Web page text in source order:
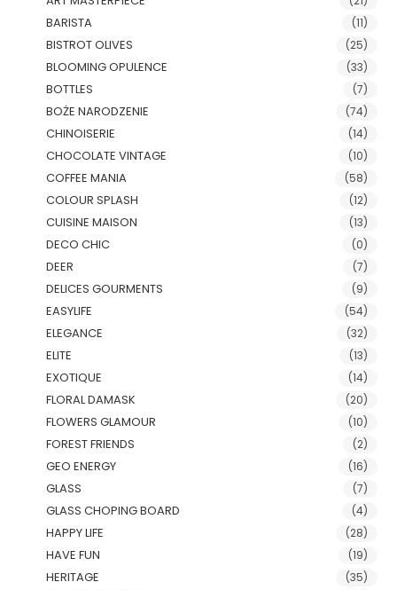
BARISTA (11)
BISTROT OLIVES (25)
BLOOMING OPULENCE (33)
BOTTLES (7)
BOŻE NARODZENIE (74)
CHINOISERIE (14)
CHOCOLATE VINTAGE (10)
COFFEE MANIA (58)
COLOUR SPLASH (12)
CUISINE MAISON (13)
DECO CHIC (0)
DEER (7)
DELICES GOURMENTS (9)
EASYLIFE (54)
ELEGANCE (32)
ELITE (13)
EXOTIQUE (14)
FLORAL DAMASK (20)
FLOWERS GLAMOUR (10)
FOREST FRIENDS (2)
GEO ENERGY (16)
GLASS (7)
GLASS CHOPING BOARD (4)
HAPPY LIFE (28)
HAVE FUN (19)
HERITAGE (35)